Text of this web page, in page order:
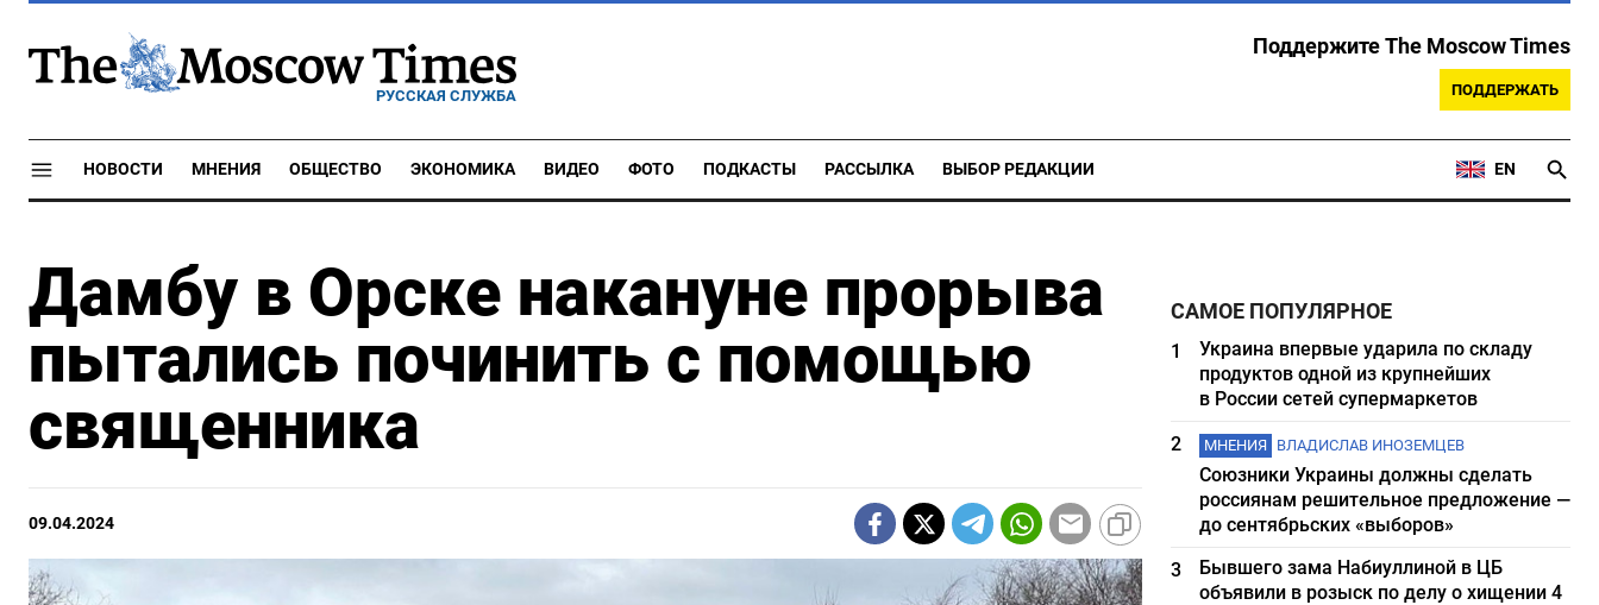
РУССКАЯ СЛУЖБА
Поддержите The Moscow Times
ПОДДЕРЖАТЬ
НОВОСТИ МНЕНИЯ ОБЩЕСТВО ЭКОНОМИКА ВИДЕО ФОТО ПОДКАСТЫ РАССЫЛКА ВЫБОР РЕДАКЦИИ EN
Дамбу в Орске накануне прорыва
пытались починить с помощью
священника
09.04.2024
САМОЕ ПОПУЛЯРНОЕ
1
Украина впервые ударила по складу
продуктов одной из крупнейших
в России сетей супермаркетов
2
МНЕНИЯ ВЛАДИСЛАВ ИНОЗЕМЦЕВ
Союзники Украины должны сделать
россиянам решительное предложение —
до сентябрьских «выборов»
3
Бывшего зама Набиуллиной в ЦБ
объявили в розыск по делу о хищении 4